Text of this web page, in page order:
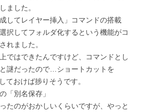
ました。
してレイヤー挿入」コマンドの搭載
択してフォルダ化するという機能がコ
れました。
ではできたんですけど、コマンドとし
謎だったので…ショートカットを
ておけば捗りそうです。
「別名保存」
たのがおかしいくらいですが、やっと